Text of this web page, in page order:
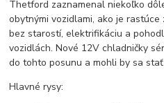
Thetford zaznamenal niekoľko
obytnými vozidlami, ako je
bez starostí, elektrifikáciu a
vozidlách. Nové 12V chladničky
do tohto posunu a mohli by sa
Hlavné rysy: